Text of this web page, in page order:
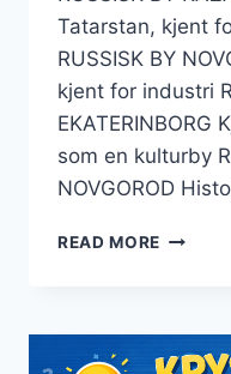
Tatarstan, kjent
RUSSISK BY
kjent for industri
EKATERINBORG
som en kulturby
NOVGOROD
READ MORE RUSSISK
TIPS
FOR